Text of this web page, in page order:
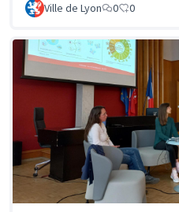
Ville de Lyon 0 0